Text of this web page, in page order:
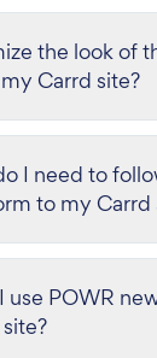
the look of
Carrd site?
I need to
to my Carrd
use POWR